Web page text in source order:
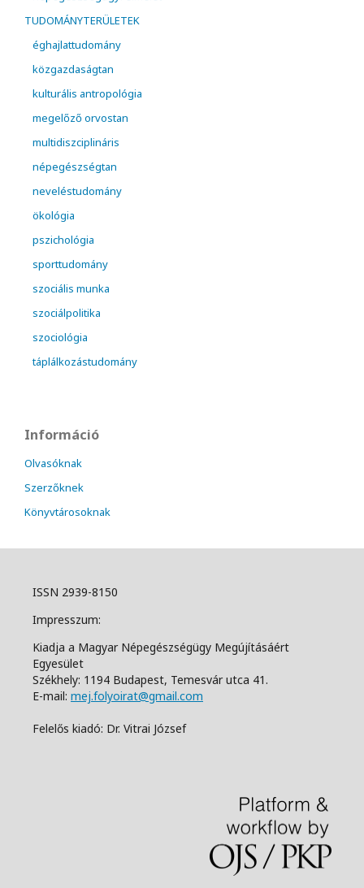
TUDOMÁNYTERÜLETEK
éghajlattudomány
közgazdaságtan
kulturális antropológia
megelőző orvostan
multidiszciplináris
népegészségtan
neveléstudomány
ökológia
pszichológia
sporttudomány
szociális munka
szociálpolitika
szociológia
táplálkozástudomány
Információ
Olvasóknak
Szerzőknek
Könyvtárosoknak
ISSN 2939-8150
Impresszum:
Kiadja a Magyar Népegészségügy Megújításáért
Egyesület
Székhely: 1194 Budapest, Temesvár utca 41.
E-mail: mej.folyoirat@gmail.com
Felelős kiadó: Dr. Vitrai József